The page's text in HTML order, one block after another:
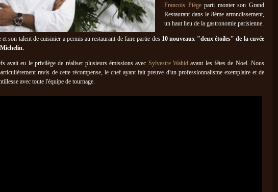
Francois Piègeparti monter son Grand
Restaurant dans le 8ème arrondissement,
un haut lieu de la gastronomie parisienne.
et son talent de cuisinier a permis au restaurant de faire partie des 10 nouveaux "deux étoiles" de la cuvée
avait eu le privilège de réaliser plusieurs émissions avec Sylvestre Wahid avant les fêtes de Noel. Nous
ravis de cette récompense, le chef ayant fait preuve d'un professionnalisme exemplaire et de
avec toute l'équipe de tournage.